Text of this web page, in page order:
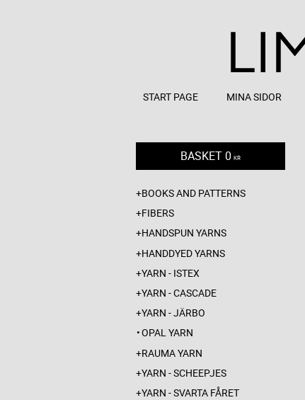
START PAGE MINA SIDOR
BASKET0 KR
BOOKS AND PATTERNS
FIBERS
HANDSPUN YARNS
HANDDYED YARNS
YARN - ISTEX
YARN - CASCADE
YARN - JÄRBO
OPAL YARN
RAUMA YARN
YARN - SCHEEPJES
YARN - SVARTA FÅRET